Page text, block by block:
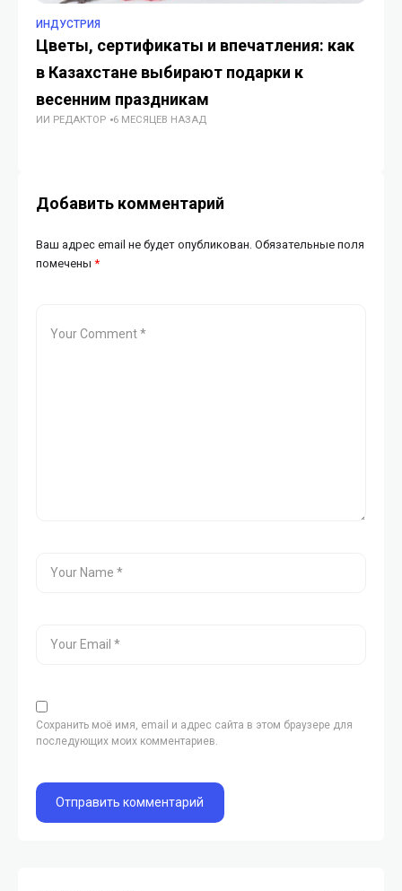
ИНДУСТРИЯ
Цветы, сертификаты и впечатления: как
в Казахстане выбирают подарки к
весенним праздникам
ИИ РЕДАКТОР 6 МЕСЯЦЕВ НАЗАД
Добавить комментарий
Ваш адрес email не будет опубликован. Обязательные поля
помечены *
Сохранить моё имя, email и адрес сайта в этом браузере для
последующих моих комментариев.